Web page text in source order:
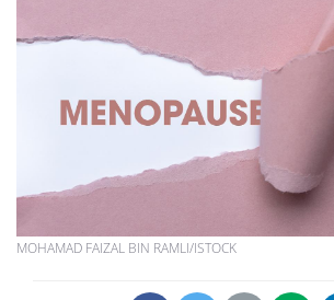
MOHAMAD FAIZAL BIN RAMLI/ISTOCK